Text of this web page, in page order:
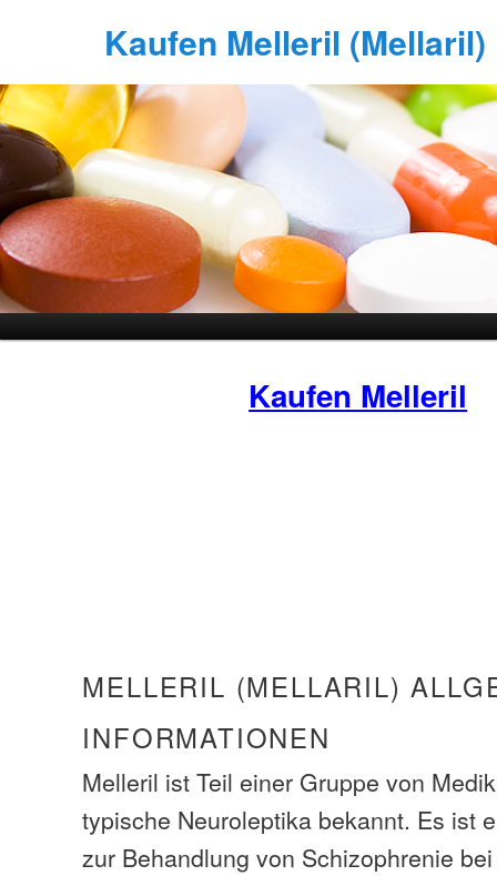
Kaufen Melleril
Kaufen Melleril
MELLERIL (MELLARIL)
INFORMATIONEN
Melleril ist Teil einer Gruppe von
typische Neuroleptika bekannt. Es ist
zur Behandlung von Schizophrenie